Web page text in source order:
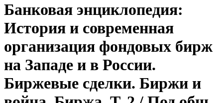
Банковая энциклопедия:
История и современная
организация фондовых бирж
на Западе и в России.
Биржевые сделки. Биржи и